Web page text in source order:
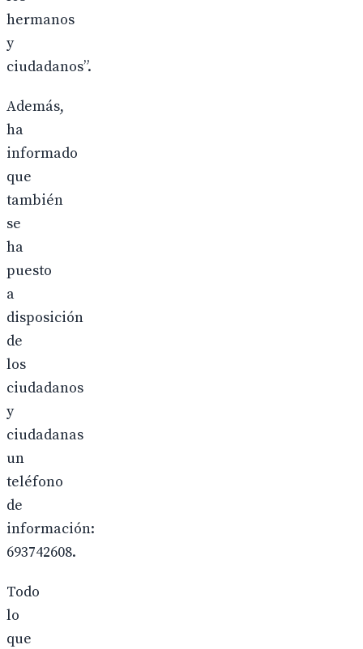
hermanos
y
ciudadanos”.
Además,
ha
informado
que
también
se
ha
puesto
a
disposición
de
los
ciudadanos
y
ciudadanas
un
teléfono
de
información:
693742608.
Todo
lo
que